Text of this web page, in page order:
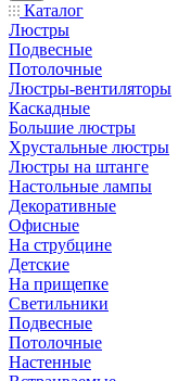
Каталог
Люстры
Подвесные
Потолочные
Люстры-вентиляторы
Каскадные
Большие люстры
Хрустальные люстры
Люстры на штанге
Настольные лампы
Декоративные
Офисные
На струбцине
Детские
На прищепке
Светильники
Подвесные
Потолочные
Настенные